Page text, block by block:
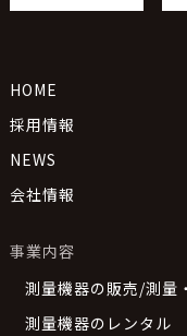
HOME
採用情報
NEWS
会社情報
事業内容
測量機器の販売/測量
測量機器のレンタル